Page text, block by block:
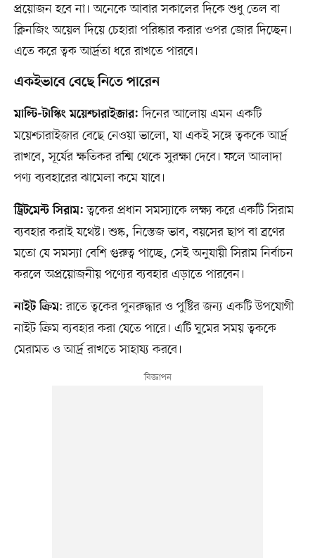
প্রয়োজন হবে না। অনেকে আবার সকালের দিকে শুধু তেল বা
ক্লিনজিং অয়েল দিয়ে চেহারা পরিষ্কার করার ওপর জোর দিচ্ছেন।
এতে করে ত্বক আর্দ্রতা ধরে রাখতে পারবে।
একইভাবে বেছে নিতে পারেন
মাল্টি-টাস্কিং ময়েশ্চারাইজার: দিনের আলোয় এমন একটি
ময়েশ্চারাইজার বেছে নেওয়া ভালো, যা একই সঙ্গে ত্বককে আর্দ্র
রাখবে, সূর্যের ক্ষতিকর রশ্মি থেকে সুরক্ষা দেবে। ফলে আলাদা
পণ্য ব্যবহারের ঝামেলা কমে যাবে।
ট্রিটমেন্ট সিরাম: ত্বকের প্রধান সমস্যাকে লক্ষ্য করে একটি সিরাম
ব্যবহার করাই যথেষ্ট। শুষ্ক, নিস্তেজ ভাব, বয়সের ছাপ বা ব্রণের
মতো যে সমস্যা বেশি গুরুত্ব পাচ্ছে, সেই অনুযায়ী সিরাম নির্বাচন
করলে অপ্রয়োজনীয় পণ্যের ব্যবহার এড়াতে পারবেন।
নাইট ক্রিম: রাতে ত্বকের পুনরুদ্ধার ও পুষ্টির জন্য একটি উপযোগী
নাইট ক্রিম ব্যবহার করা যেতে পারে। এটি ঘুমের সময় ত্বককে
মেরামত ও আর্দ্র রাখতে সাহায্য করবে।